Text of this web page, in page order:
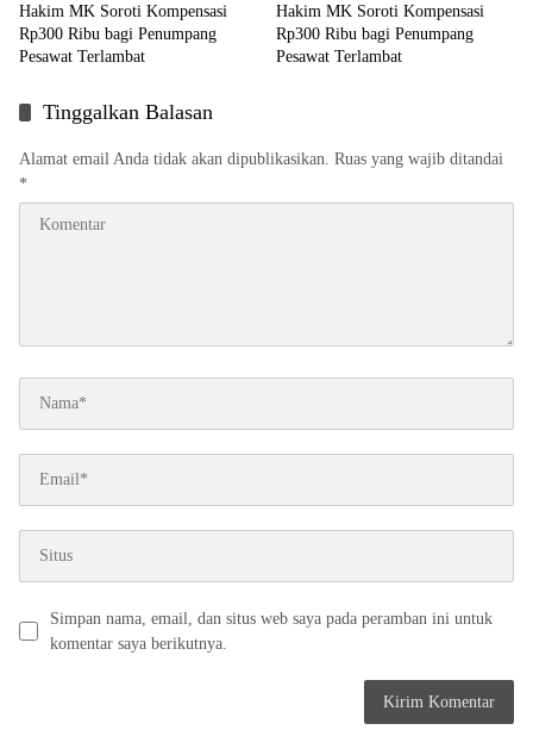
Hakim MK Soroti Kompensasi
Rp300 Ribu bagi Penumpang
Pesawat Terlambat
Hakim MK Soroti Kompensasi
Rp300 Ribu bagi Penumpang
Pesawat Terlambat
Tinggalkan Balasan
Alamat email Anda tidak akan dipublikasikan. Ruas yang wajib ditandai
*
Simpan nama, email, dan situs web saya pada peramban ini untuk
komentar saya berikutnya.